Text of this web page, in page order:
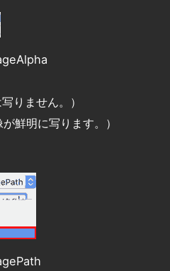
りません。）
鮮明に写ります。）